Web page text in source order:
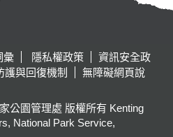
彙 隱私權政策
資訊安全政
護與回復機制
無障礙網頁說
公園管理處 版權所有 Kenting
National Park Service,